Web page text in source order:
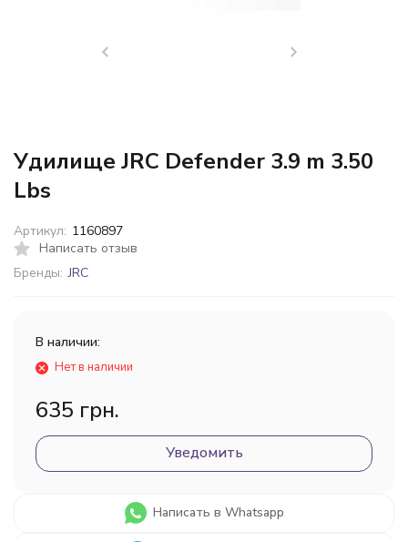
Удилище JRC Defender 3.9 m 3.50
Lbs
Написать отзыв
Бренды: JRC
Артикул: 1160897
В наличии:
Нет в наличии
635 грн.
Уведомить
Написать в Whatsapp